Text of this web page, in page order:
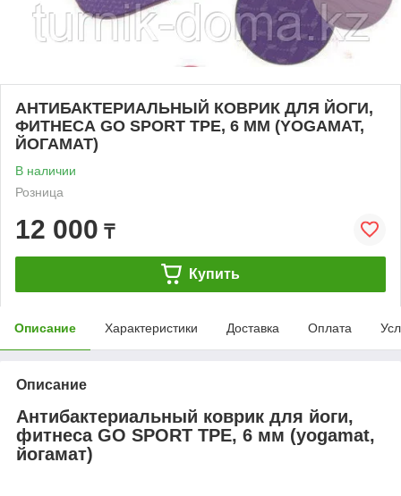
АНТИБАКТЕРИАЛЬНЫЙ КОВРИК ДЛЯ ЙОГИ,
ФИТНЕСА GO SPORT TPE, 6 ММ (YOGAMAT,
ЙОГАМАТ)
В наличии
Розница
12 000 ₸
Купить
Описание Характеристики Доставка Оплата
Описание
Антибактериальный коврик для йоги,
фитнеса GO SPORT TPE, 6 мм (yogamat,
йогамат)